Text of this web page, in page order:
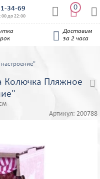
34-69
до 22:00  
0 

Доставим
за 2 часа
Колючка Пляжное
Артикул: 200788
